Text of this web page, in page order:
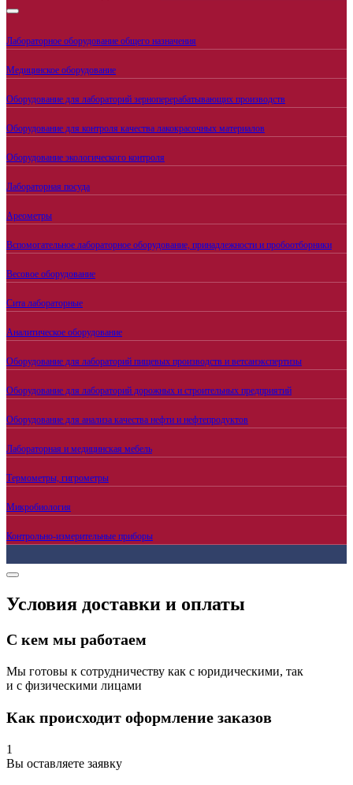
Лабораторное оборудование общего назначения
Медицинское оборудование
Оборудование для лабораторий зерноперерабатывающих производств
Оборудование для контроля качества лакокрасочных материалов
Оборудование экологического контроля
Лабораторная посуда
Ареометры
Вспомогательное лабораторное оборудование, принадлежности и пробоотборники
Весовое оборудование
Сита лабораторные
Аналитическое оборудование
Оборудование для лабораторий пищевых производств и ветсанэкспертизы
Оборудование для лабораторий дорожных и строительных предприятий
Оборудование для анализа качества нефти и нефтепродуктов
Лабораторная и медицинская мебель
Термометры, гигрометры
Микробиология
Контрольно-измерительные приборы
Условия доставки и оплаты
С кем мы работаем
Мы готовы к сотрудничеству как с юридическими, так
и с физическими лицами
Как происходит оформление заказов
1
Вы оставляете заявку